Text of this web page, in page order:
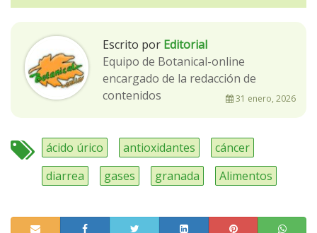
Escrito por Editorial
Equipo de Botanical-online
encargado de la redacción de
contenidos
31 enero, 2026
ácido úrico antioxidantes
cáncer
diarrea
gases granada Alimentos